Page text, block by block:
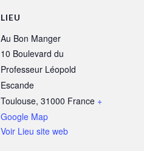
LIEU
Au Bon Manger
10 Boulevard du
Professeur Léopold
Escande
Toulouse, 31000 France +
Google Map
Voir Lieu site web